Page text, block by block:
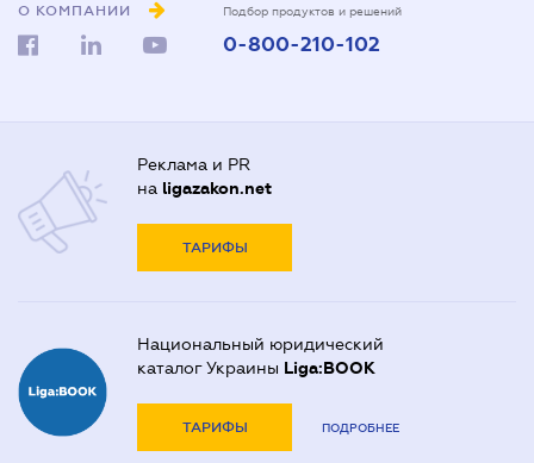
О КОМПАНИИ Подбор продуктов и решений
0-800-210-102
Реклама и PR
на ligazakon.net
ТАРИФЫ
Национальный юридический
каталог Украины Liga:BOOK
ТАРИФЫ ПОДРОБНЕЕ